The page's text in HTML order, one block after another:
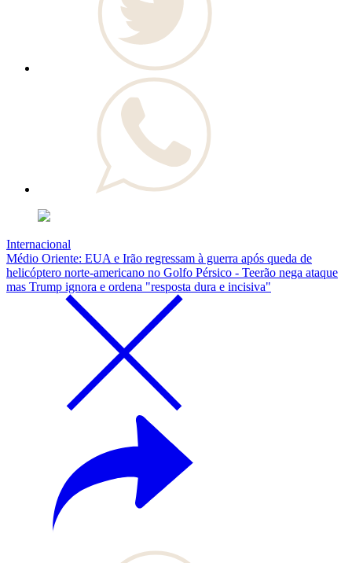
Internacional
Médio Oriente: EUA e Irão regressam à guerra após queda de
helicóptero norte-americano no Golfo Pérsico - Teerão nega ataque
mas Trump ignora e ordena "resposta dura e incisiva"